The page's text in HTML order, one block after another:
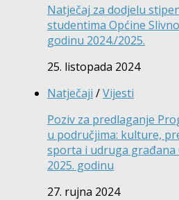
Natječaj za dodjelu
studentima Općine
godinu 2024./2025.
25. listopada 2024
Natječaji /Vijesti
Poziv za predlaganje
u područjima: kulture,
sporta i udruga građana
2025. godinu
27. rujna 2024